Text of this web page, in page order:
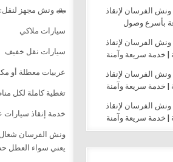
🛻 ونش مجهز لنقل:
سيارات ملاكي
سيارات نقل خفيف
عربيات معطلة أو
تغطية كاملة لكل
خدمة إنقاذ سيارات
ونش الفرسان شغال 24 ساعة / 7 أيام في
يعني سواء العطل
ونش الفرسان لإنقاذ
ونش الفرسان لإنقاذ
ونش الفرسان لإنقاذ
ونش الفرسان لإنقاذ